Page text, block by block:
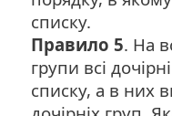
списку.
Правило 5. На
групи всі
списку, а в них